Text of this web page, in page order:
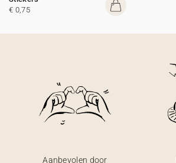
€ 0,75
Aanbevolen door